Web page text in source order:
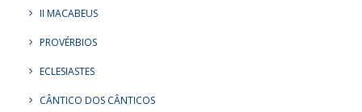
II MACABEUS
PROVÉRBIOS
ECLESIASTES
CÂNTICO DOS CÂNTICOS